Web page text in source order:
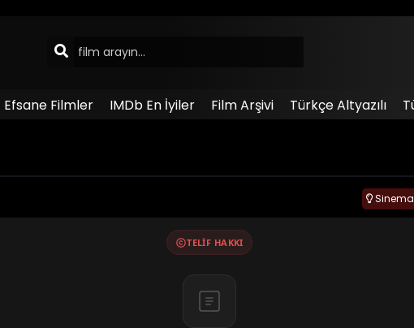
Efsane Filmler IMDb En İyiler Film Arşivi Türkçe Altyazılı
TELIF HAKKI